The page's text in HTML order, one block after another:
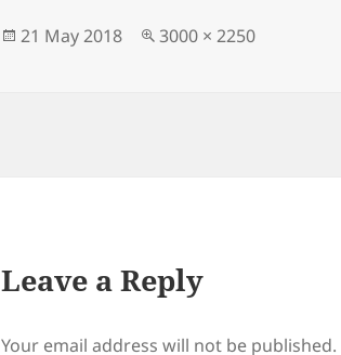
Posted
21 May 2018
Full
3000 × 2250
Leave a Reply
Your email address will not be published.